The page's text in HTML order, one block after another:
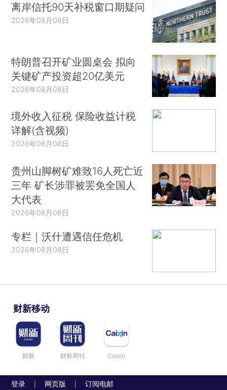
离岸信托90天补税窗口期疑问
2026年08月08日
特朗普召开矿业圆桌会 拟向
关键矿产投资超20亿美元
2026年08月08日
境外收入征税 保险收益计税
详解(含视频)
2026年08月08日
贵州山脚树矿难致16人死亡近
三年 矿长涉罪被罢免全国人
大代表
2026年08月08日
专栏｜沃什遭遇信任危机
2026年08月08日
财新移动
财新 财新周刊 Caixin
登录 网页版 订阅电邮